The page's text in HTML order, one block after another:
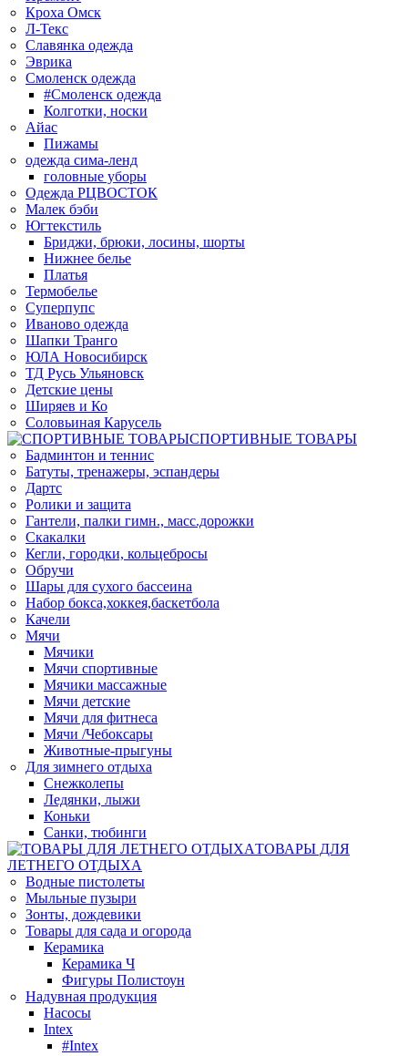
Кроха Омск
Л-Текс
Славянка одежда
Эврика
Смоленск одежда
#Смоленск одежда
Колготки, носки
Айас
Пижамы
одежда сима-ленд
головные уборы
Одежда РЦВОСТОК
Малек бэби
Югтекстиль
Бриджи, брюки, лосины, шорты
Нижнее белье
Платья
Термобелье
Суперпупс
Иваново одежда
Шапки Транго
ЮЛА Новосибирск
ТД Русь Ульяновск
Детские цены
Ширяев и Ко
Соловьиная Карусель
СПОРТИВНЫЕ ТОВАРЫ
Бадминтон и теннис
Батуты, тренажеры, эспандеры
Дартс
Ролики и защита
Гантели, палки гимн., масс.дорожки
Скакалки
Кегли, городки, кольцебросы
Обручи
Шары для сухого бассеина
Набор бокса,хоккея,баскетбола
Качели
Мячи
Мячики
Мячи спортивные
Мячики массажные
Мячи детские
Мячи для фитнеса
Мячи /Чебоксары
Животные-прыгуны
Для зимнего отдыха
Снежколепы
Ледянки, лыжи
Коньки
Санки, тюбинги
ТОВАРЫ ДЛЯ
ЛЕТНЕГО ОТДЫХА
Водные пистолеты
Мыльные пузыри
Зонты, дождевики
Товары для сада и огорода
Керамика
Керамика Ч
Фигуры Полистоун
Надувная продукция
Насосы
Intex
#Intex